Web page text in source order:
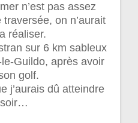
n’est pas assez
on n’aurait
réaliser.
sur 6 km sableux
Guildo, après avoir
golf.
j’aurais dû atteindre